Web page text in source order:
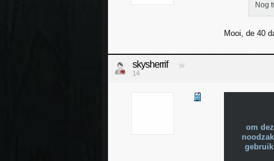
Nog
Mooi, de 40
skysherrif
14
om